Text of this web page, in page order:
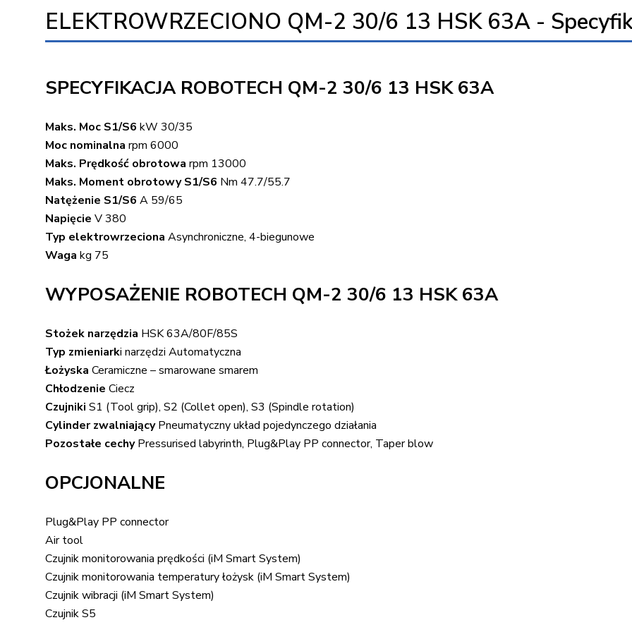
ELEKTROWRZECIONO QM-2 30/6 13 HSK 63A -
SPECYFIKACJA ROBOTECH QM-2 30/6 13 HSK 63A
Maks. Moc S1/S6 kW 30/35
Moc nominalna rpm 6000
Maks. Prędkość obrotowa rpm 13000
Maks. Moment obrotowy S1/S6 Nm 47.7/55.7
Natężenie S1/S6 A 59/65
Napięcie V 380
Typ elektrowrzeciona Asynchroniczne, 4-biegunowe
Waga kg 75
WYPOSAŻENIE ROBOTECH QM-2 30/6 13 HSK 63A
Stożek narzędzia HSK 63A/80F/85S
Typ zmieniarki narzędzi Automatyczna
Łożyska Ceramiczne – smarowane smarem
Chłodzenie Ciecz
Czujniki S1 (Tool grip), S2 (Collet open), S3 (Spindle rotation)
Cylinder zwalniającyPneumatyczny układ pojedynczego działania
Pozostałe cechyPressurised labyrinth, Plug&Play PP connector, Taper blow
OPCJONALNE
Plug&Play PP connector
Air tool
Czujnik monitorowania prędkości (iM Smart System)
Czujnik monitorowania temperatury łożysk (iM Smart System)
Czujnik wibracji (iM Smart System)
Czujnik S5